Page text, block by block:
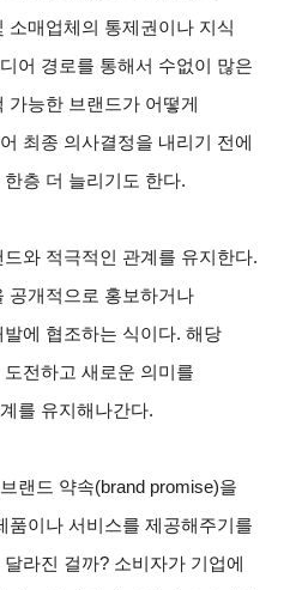
소매업체의 통제권이나 지식
어 경로를 통해서 수없이 많은
가능한 브랜드가 어떻게
최종 의사결정을 내리기 전에
층 더 늘리기도 한다.
와 적극적인 관계를 유지한다.
공개적으로 홍보하거나
에 협조하는 식이다. 해당
전하고 새로운 의미를
를 유지해나간다.
랜드 약속(brand promise)을
품이나 서비스를 제공해주기를
라진 걸까? 소비자가 기업에